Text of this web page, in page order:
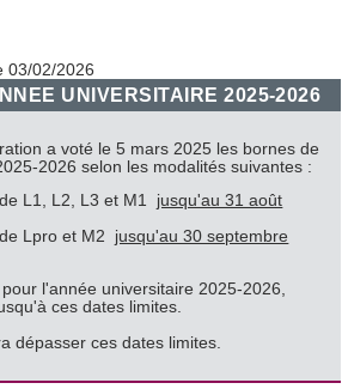
03/02/2026
UNIVERSITAIRE 2025-2026
a voté le 5 mars 2025 les bornes de
2026 selon les modalités suivantes :
L1, L2, L3 et M1 jusqu'au 31 août
Lpro et M2 jusqu'au 30 septembre
pour l'année universitaire 2025-2026,
ces dates limites.
dépasser ces dates limites.